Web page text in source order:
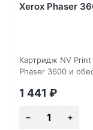
Xerox Phaser
Картридж NV Print
Phaser 3600 и
1 441 ₽